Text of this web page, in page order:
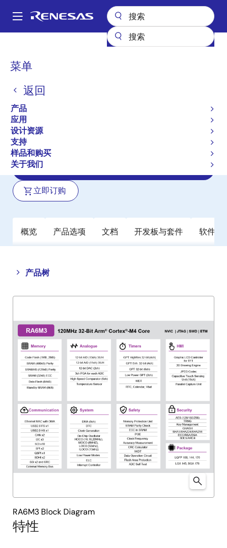
到
Main
菜单
返回
产品
应用
设计资源
支持
样品和购买
关于我们
面
屑
RA Arm Cortex-M MCU RA6M3
RA6M3
有效
带有 USB 高速、以太网和 TFT 控制器的
120 MHz 32 位微控制器
立即订购
概览 产品选项 文档 开发板与套件 软件与
产品树
Close
tree
Open
tree
特性
RA6M3 Block Diagram